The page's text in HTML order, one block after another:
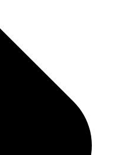
просто супер!